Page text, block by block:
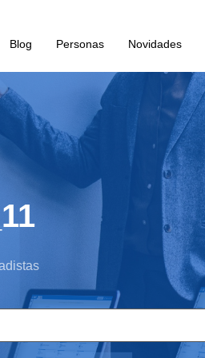
Blog Personas Novidades